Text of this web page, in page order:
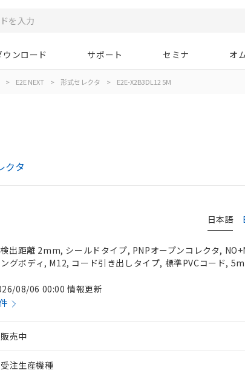
ウンロード サポート セミナ オ
> E2E NEXT > 形式セレクタ > E2E-X2B3DL12 5M
クタ
日本語
出距離 2mm, シールドタイプ, PNPオープンコレクタ,
グボディ, M12, コード引き出しタイプ, 標準PVCコード, 5m
08/06 00:00 情報更新
販売中
受注生産機種